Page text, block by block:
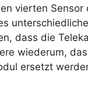
vierten Sensor
dass die
wiederum,
ersetzt